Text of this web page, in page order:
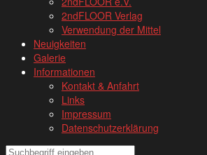
2ndFLOOR Verlag
Verwendung der Mittel
Neuigkeiten
Galerie
Informationen
Kontakt & Anfahrt
Links
Impressum
Datenschutzerklärung
Search
Search